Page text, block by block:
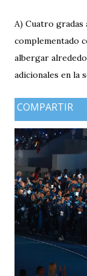
A) Cuatro gradas
complementado
albergar
adicionales en la
El área de la
ahora la
del estadio
se implementará
quetzales pero
servicio anterior
estacionar en el
COMPARTIR